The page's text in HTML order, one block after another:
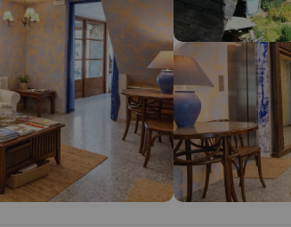
cercador ha perdut el nord. Quan trobi la